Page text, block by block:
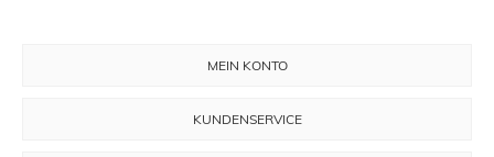
MEIN KONTO
KUNDENSERVICE